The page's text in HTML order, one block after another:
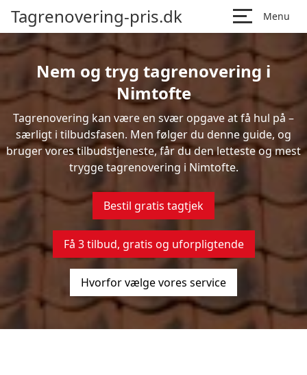
Tagrenovering-pris.dk Menu
Nem og tryg tagrenovering i
Nimtofte
Tagrenovering kan være en svær opgave at få hul på –
særligt i tilbudsfasen. Men følger du denne guide, og
bruger vores tilbudstjeneste, får du den letteste og mest
trygge tagrenovering i Nimtofte.
Bestil gratis tagtjek
Få 3 tilbud, gratis og uforpligtende
Hvorfor vælge vores service